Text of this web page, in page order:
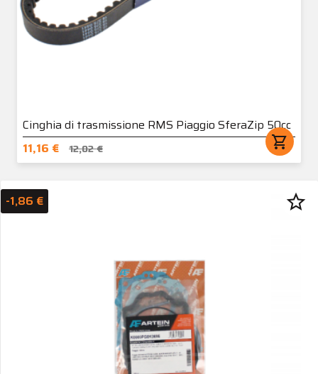
Cinghia di trasmissione RMS Piaggio SferaZip 50cc
11,16 €
12,02 € shopping_cart
-1,86 € star_border